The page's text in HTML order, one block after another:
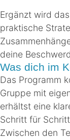
Ergänzt wird
praktische
deine
Was dich im
Das Programm
Gruppe mit
erhältst eine
Schritt für
Zwischen den